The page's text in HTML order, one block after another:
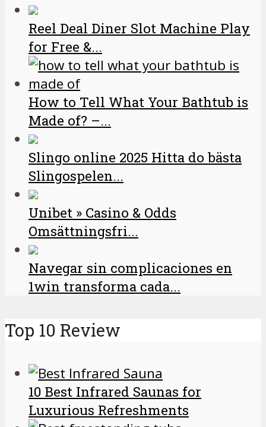
Reel Deal Diner Slot Machine Play
for Free &...
How to Tell What Your Bathtub is
Made of? –...
Slingo online 2025 Hitta do bästa
Slingospelen...
Unibet » Casino & Odds
Omsättningsfri...
Navegar sin complicaciones en
1win transforma cada...
Top 10 Review
10 Best Infrared Saunas for
Luxurious Refreshments